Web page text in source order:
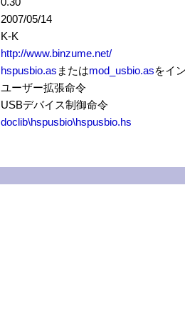
2007/05/14
K-K
http://www.binzume.net/
hspusbio.as またはmod_usbio.asをイ
ユーザー拡張命令
USBデバイス制御命令
doclib\hspusbio\hspusbio.hs